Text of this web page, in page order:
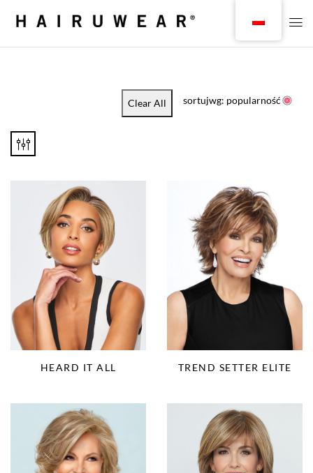
Clear All sortujwg: popularność
HEARD IT ALL TREND SETTER ELITE